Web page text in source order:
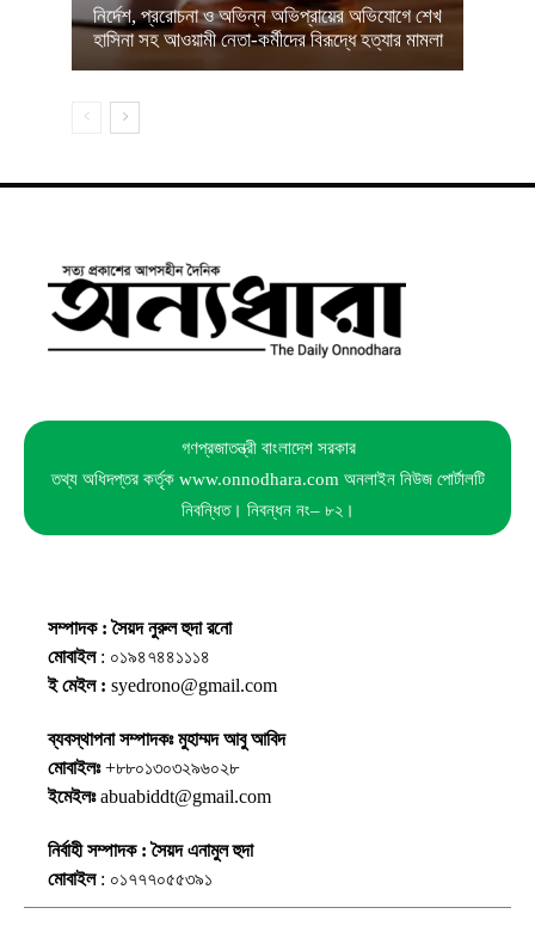
নির্দেশ, প্ররোচনা ও অভিন্ন অভিপ্রায়ের অভিযোগে শেখ
হাসিনা সহ আওয়ামী নেতা-কর্মীদের বিরূদ্ধে হত্যার মামলা
গণপ্রজাতন্ত্রী বাংলাদেশ সরকার
তথ্য অধিদপ্তর কর্তৃক www.onnodhara.com অনলাইন নিউজ পোর্টালটি
নিবন্ধিত। নিবন্ধন নং– ৮২।
সম্পাদক : সৈয়দ নুরুল হুদা রনো
মোবাইল: ০১৯৪৭৪৪১১১৪
ই মেইল : syedrono@gmail.com
ব্যবস্থাপনা সম্পাদকঃ মুহাম্মদ আবু আবিদ
মোবাইলঃ+৮৮০১৩০৩২৯৬০২৮
ইমেইলঃabuabiddt@gmail.com
নির্বাহী সম্পাদক : সৈয়দ এনামুল হুদা
মোবাইল: ০১৭৭৭০৫৫৩৯১